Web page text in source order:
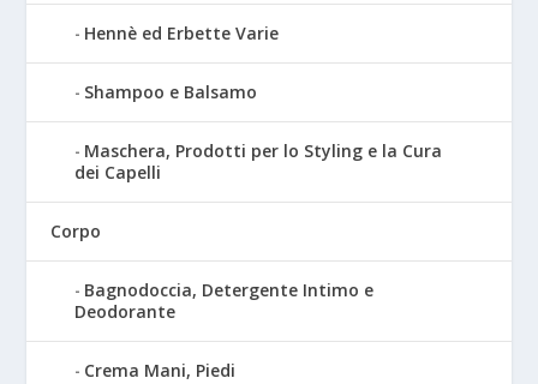
Hennè ed Erbette Varie
Shampoo e Balsamo
Maschera, Prodotti per lo Styling e la Cura
dei Capelli
Corpo
Bagnodoccia, Detergente Intimo e
Deodorante
Crema Mani, Piedi